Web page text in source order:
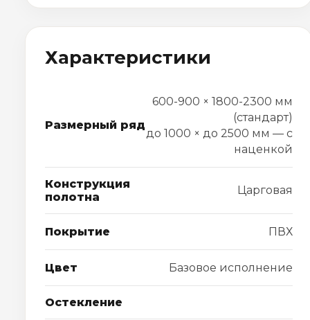
Характеристики
Размерный ряд
600-900 × 1800-2300 мм
(стандарт)
до 1000 × до 2500 мм — с
наценкой
Конструкция
полотна
Царговая
Покрытие ПВХ
Цвет Базовое исполнение
Остекление